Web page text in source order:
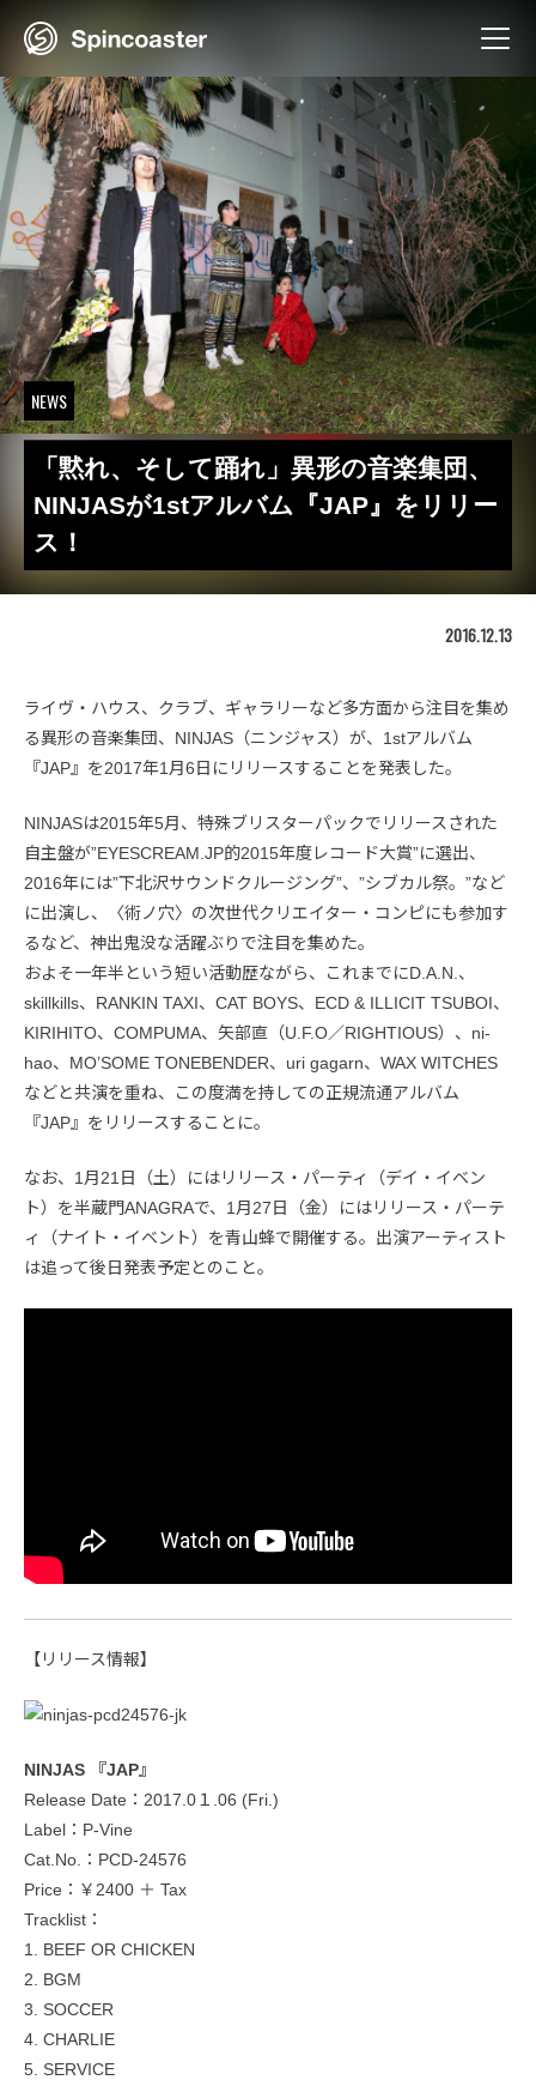
NEWS
「黙れ、そして踊れ」異形の音楽集団、
NINJASが1stアルバム『JAP』をリリー
ス！
2016.12.13
ライヴ・ハウス、クラブ、ギャラリーなど多方面から注目を集め
る異形の音楽集団、NINJAS（ニンジャス）が、1stアルバム
『JAP』を2017年1月6日にリリースすることを発表した。
NINJASは2015年5月、特殊ブリスターパックでリリースされた
自主盤が”EYESCREAM.JP的2015年度レコード大賞”に選出、
2016年には”下北沢サウンドクルージング”、”シブカル祭。”など
に出演し、〈術ノ穴〉の次世代クリエイター・コンピにも参加す
るなど、神出鬼没な活躍ぶりで注目を集めた。
およそ一年半という短い活動歴ながら、これまでにD.A.N.、
skillkills、RANKIN TAXI、CAT BOYS、ECD & ILLICIT TSUBOI、
KIRIHITO、COMPUMA、矢部直（U.F.O／RIGHTIOUS）、ni-
hao、MO’SOME TONEBENDER、uri gagarn、WAX WITCHES
などと共演を重ね、この度満を持しての正規流通アルバム
『JAP』をリリースすることに。
なお、1月21日（土）にはリリース・パーティ（デイ・イベン
ト）を半蔵門ANAGRAで、1月27日（金）にはリリース・パーテ
ィ（ナイト・イベント）を青山蜂で開催する。出演アーティスト
は追って後日発表予定とのこと。
【​リリース情報​】
NINJAS 『JAP』
Release Date：​2017.0１.06 (Fri.)
Label：P-Vine
Cat.No.：PCD-24576
Price：￥2400 ＋ Tax
Tracklist：
1. BEEF OR CHICKEN
2. BGM
3. SOCCER
4. CHARLIE
5. SERVICE